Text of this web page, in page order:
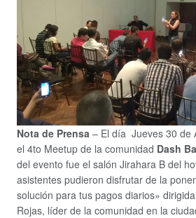
Nota de Prensa – El día Jueves 30 de
el 4to Meetup de la comunidad Dash
del evento fue el salón Jirahara B del
asistentes pudieron disfrutar de la
solución para tus pagos diarios»
Rojas, líder de la comunidad en la